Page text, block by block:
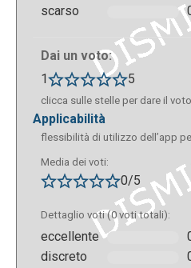
scarso
Dai un voto:
1
5
clicca sulle stelle per dare il voto
applicabilità
flessibilità di utilizzo dell’app
Media dei voti:
0/5
Dettaglio voti (0 voti totali):
eccellente
discreto